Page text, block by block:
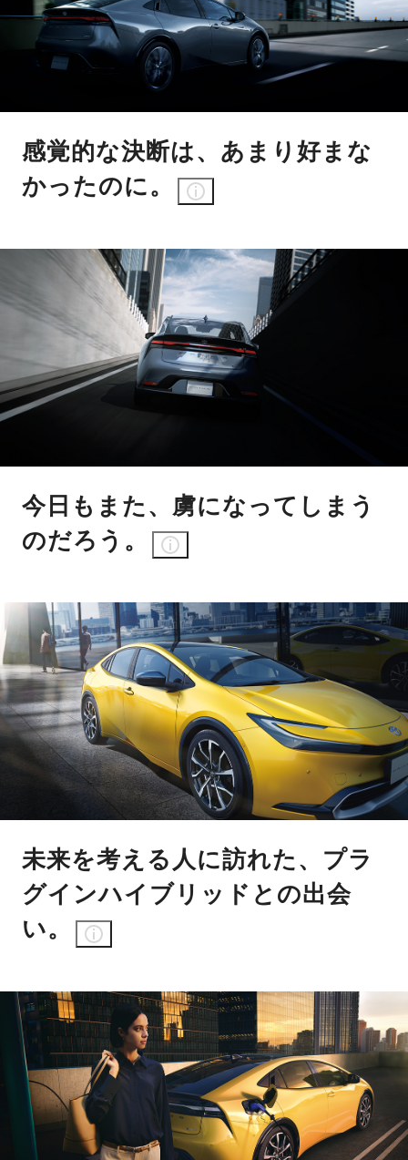
感覚的な決断は、あまり好まな
かったのに。
今日もまた、虜になってしまう
のだろう。
未来を考える人に訪れた、プラ
グインハイブリッドとの出会
い。